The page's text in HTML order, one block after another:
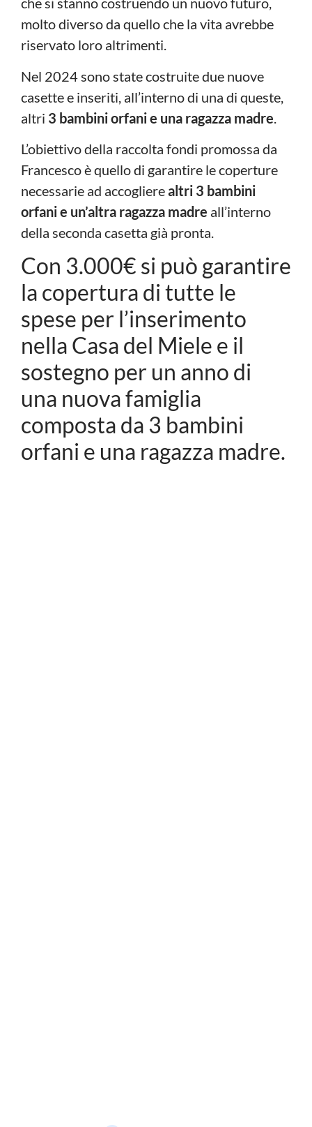
molto diverso da quello che la vita avrebbe
riservato loro altrimenti.
Nel 2024 sono state costruite due nuove
casette e inseriti, all’interno di una di queste,
altri 3 bambini orfani e una ragazza madre
L’obiettivo della raccolta fondi promossa da
Francesco è quello di garantire le coperture
necessarie ad accoglierealtri 3 bambini
orfani e un’altra ragazza madre all’interno
della seconda casetta già pronta.
Con 3.000€ si può garantire
la copertura di tutte le
spese per l’inserimento
nella Casa del Miele e il
sostegno per un anno di
una nuova famiglia
composta da 3 bambini
orfani e una ragazza madre.